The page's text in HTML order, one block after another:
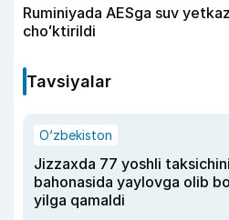
Ruminiyada AESga suv
choʻktirildi
Tavsiyalar
O‘zbekiston
Jizzaxda 77 yoshli
bahonasida yaylovga olib
yilga qamaldi